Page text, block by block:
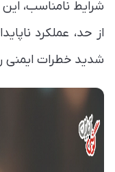
شرایط نامناسب،
از حد، عملکرد
شدید خطرات ایمنی